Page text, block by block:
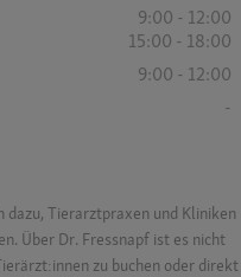
9:00 - 12:00
15:00 - 18:00
9:00 - 12:00
-
Tierarztpraxen und Kliniken
Über Dr. Fressnapf ist es nicht
zu buchen oder direkt